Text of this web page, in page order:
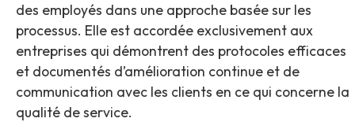
des employés dans une approche basée sur les
processus. Elle est accordée exclusivement aux
entreprises qui démontrent des protocoles efficaces
et documentés d’amélioration continue et de
communication avec les clients en ce qui concerne la
qualité de service.